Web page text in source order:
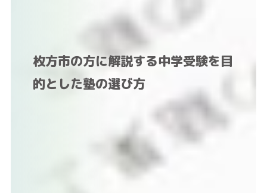
枚方市の方に解説する中学受験を目
的とした塾の選び方